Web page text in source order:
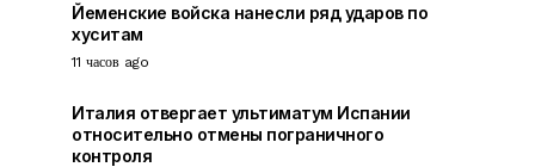
Йеменские войска нанесли ряд ударов по
хуситам
11 часов ago
Италия отвергает ультиматум Испании
относительно отмены пограничного
контроля